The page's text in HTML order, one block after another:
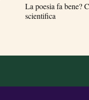
La poesia fa bene?
scientifica